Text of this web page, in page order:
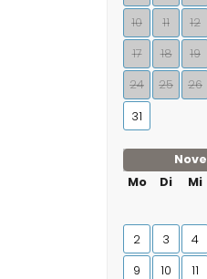
10
11 12
17
18 19
24
25 26
31
Mo
Di Mi
2
3 4
9
10 11